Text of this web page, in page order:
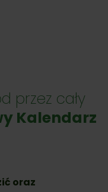
przez cały
Kalendarz
oraz